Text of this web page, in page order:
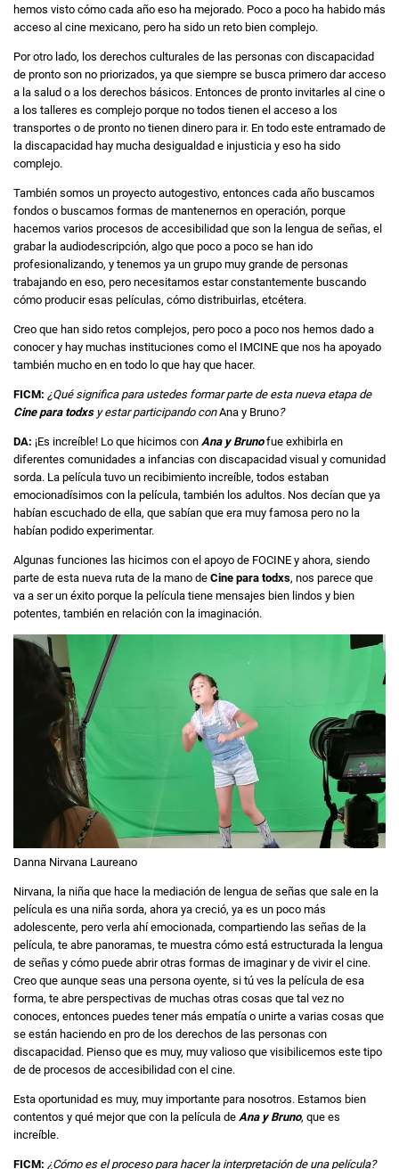
hemos visto cómo cada año eso ha mejorado. Poco a poco ha habido más
acceso al cine mexicano, pero ha sido un reto bien complejo.
Por otro lado, los derechos culturales de las personas con discapacidad
de pronto son no priorizados, ya que siempre se busca primero dar acceso
a la salud o a los derechos básicos. Entonces de pronto invitarles al cine o
a los talleres es complejo porque no todos tienen el acceso a los
transportes o de pronto no tienen dinero para ir. En todo este entramado de
la discapacidad hay mucha desigualdad e injusticia y eso ha sido
complejo.
También somos un proyecto autogestivo, entonces cada año buscamos
fondos o buscamos formas de mantenernos en operación, porque
hacemos varios procesos de accesibilidad que son la lengua de señas, el
grabar la audiodescripción, algo que poco a poco se han ido
profesionalizando, y tenemos ya un grupo muy grande de personas
trabajando en eso, pero necesitamos estar constantemente buscando
cómo producir esas películas, cómo distribuirlas, etcétera.
Creo que han sido retos complejos, pero poco a poco nos hemos dado a
conocer y hay muchas instituciones como el IMCINE que nos ha apoyado
también mucho en en todo lo que hay que hacer.
FICM: ¿Qué significa para ustedes formar parte de esta nueva etapa de
Cine para todxsy estar participando conAna y Bruno?
DA: ¡Es increíble! Lo que hicimos con Ana y Brunofue exhibirla en
diferentes comunidades a infancias con discapacidad visual y comunidad
sorda. La película tuvo un recibimiento increíble, todos estaban
emocionadísimos con la película, también los adultos. Nos decían que ya
habían escuchado de ella, que sabían que era muy famosa pero no la
habían podido experimentar.
Algunas funciones las hicimos con el apoyo de FOCINE y ahora, siendo
parte de esta nueva ruta de la mano de Cine para todxs, nos parece que
va a ser un éxito porque la película tiene mensajes bien lindos y bien
potentes, también en relación con la imaginación.
Danna Nirvana Laureano
Nirvana, la niña que hace la mediación de lengua de señas que sale en la
película es una niña sorda, ahora ya creció, ya es un poco más
adolescente, pero verla ahí emocionada, compartiendo las señas de la
película, te abre panoramas, te muestra cómo está estructurada la lengua
de señas y cómo puede abrir otras formas de imaginar y de vivir el cine.
Creo que aunque seas una persona oyente, si tú ves la película de esa
forma, te abre perspectivas de muchas otras cosas que tal vez no
conoces, entonces puedes tener más empatía o unirte a varias cosas que
se están haciendo en pro de los derechos de las personas con
discapacidad. Pienso que es muy, muy valioso que visibilicemos este tipo
de de procesos de accesibilidad con el cine.
Esta oportunidad es muy, muy importante para nosotros. Estamos bien
contentos y qué mejor que con la película de Ana y Bruno, que es
increíble.
FICM: ¿Cómo es el proceso para hacer la interpretación de una película?